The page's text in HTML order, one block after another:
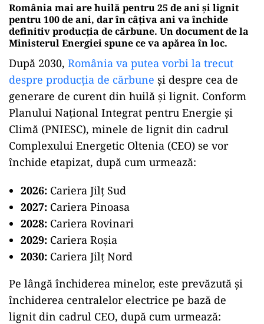
România mai are huilă pentru 25 de ani și lignit
pentru 100 de ani, dar în câțiva ani va închide
definitiv producția de cărbune. Un document de la
Ministerul Energiei spune ce va apărea în loc.
După 2030, România va putea vorbi la trecut
despre producția de cărbune și despre cea de
generare de curent din huilă și lignit. Conform
Planului Național Integrat pentru Energie și
Climă (PNIESC), minele de lignit din cadrul
Complexului Energetic Oltenia (CEO) se vor
închide etapizat, după cum urmează:
2026: Cariera Jilț Sud
2027: Cariera Pinoasa
2028: Cariera Rovinari
2029: Cariera Roșia
2030: Cariera Jilț Nord
Pe lângă închiderea minelor, este prevăzută și
închiderea centralelor electrice pe bază de
lignit din cadrul CEO, după cum urmează: